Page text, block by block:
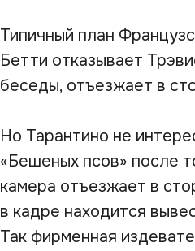
Типичный план
Бетти отказывает
беседы, отъезжает в
Но Тарантино не
«Бешеных псов» после
камера отъезжает в
в кадре находится
Так фирменная